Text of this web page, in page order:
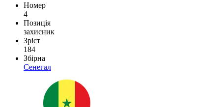
Номер
4
Позиція
захисник
Зріст
184
Збірна
Сенегал